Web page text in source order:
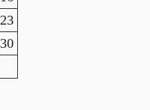
23
30